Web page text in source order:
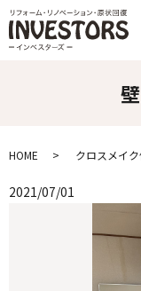
HOME クロスメイ
2021/07/01